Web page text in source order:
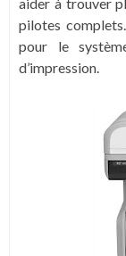
pilotes
pour le
d’impression.